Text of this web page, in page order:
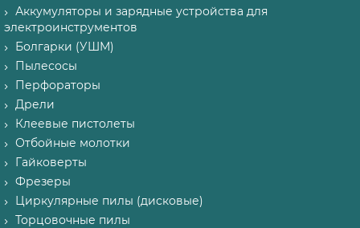
Аккумуляторы и зарядные устройства для
электроинструментов
Болгарки (УШМ)
Пылесосы
Перфораторы
Дрели
Клеевые пистолеты
Отбойные молотки
Гайковерты
Фрезеры
Циркулярные пилы (дисковые)
Торцовочные пилы